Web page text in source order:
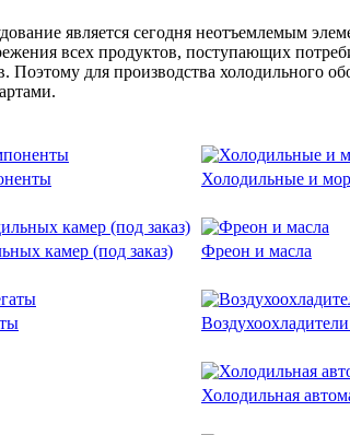
является сегодня неотъемлемым
всех продуктов, поступающих
Поэтому для производства холодильного
Холодильные и
камер (под заказ) Фреон и масла
Холодильная